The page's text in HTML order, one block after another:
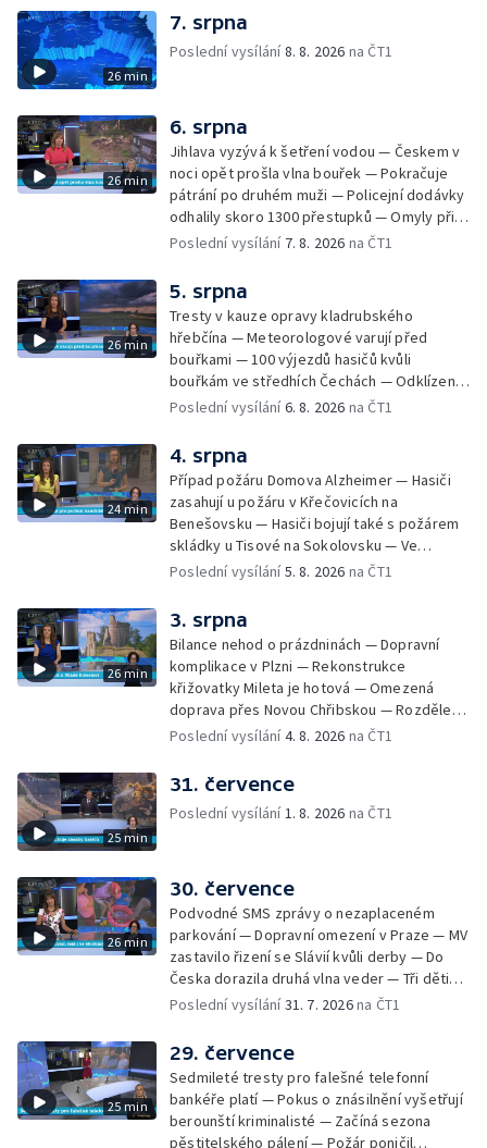
26 min
7. srpna
Poslední vysílání8. 8. 2026 na ČT1
26 min
6. srpna
Jihlava vyzývá k šetření vodou — Českem v
noci opět prošla vlna bouřek — Pokračuje
pátrání po druhém muži — Policejní dodávky
odhalily skoro 1300 přestupků — Omyly při
nouzovém volání o pomoc — Hradec Králové
rekord v hromadném seskoku parašutistů —
Chovné rybníky na Českolipsku pustoší
vydry — Instalace nové sochy v Mariánských
Lázních — Sedmiletý trest za dotační
podvod s projektem Technologického parku
v Písku — Dětský tábor na Brutal Assault —
Turistická trasa Svatojánské proudy zůstává
— Cestování za pozorováním noční oblohy
Poslední vysílání 7. 8. 2026 na ČT1
26 min
5. srpna
Tresty v kauze opravy kladrubského
hřebčína — Meteorologové varují před
bouřkami — 100 výjezdů hasičů kvůli
bouřkám ve středhích Čechách — Odklízení
škod po bouřkách — Hasiči likvidovali
Václavském náměstí — Necelý kilometr řeky
Otavy u šumavského Annína je téměř bez
vody — Pátrání po dvou mužích na jezeře
Most — Tábor pro děti odsouzených — Tábor
pomáhá dětem orientovat se na trhu práce
— Začal festival Brutal Assault — Cyklysta
spadl v Karlvoych Varech do řeky —
pastí na hmyz se chytají ptáci
Poslední vysílání6. 8. 2026 na ČT1
24 min
4. srpna
Případ požáru Domova Alzheimer — Hasiči
zasahují u požáru v Křečovicích na
Benešovsku — Hasiči bojují také s požárem
skládky u Tisové na Sokolovsku — Ve
Strážnici na Hodonínsku padl další teplotní
zřítil strop — Požár lesa u šumavských
Nezdic — Modernizace úseku dálnice D8 —
Ocenění pro řidiče za záchranu ženy —
Skončily lhůty pro podání volebních listin —
Tři případy utonutí na jihu Čech — Na řece
Orlici nelze plout kvůli demolici mostu —
Čištění Karlova mostu — Porušování pravidel
borůvek na Šumavě — Revitalizovaný rybník
bez vody — Ruční výroba mozaiky pro
liberecký bazén
Poslední vysílání5. 8. 2026 na ČT1
26 min
3. srpna
Bilance nehod o prázdninách — Dopravní
komplikace v Plzni — Rekonstrukce
křižovatky Mileta je hotová — Omezená
doprava přes Novou Chřibskou — Rozdělení
peněz ušetřených za rekultivace — Světový
Příbramsku hořel les — Na Novoborsku
dopadli žháře — Česko se potýký s
nedostatkem vody — Ochrana organismu
Nelegání hřbitov domácích mazlíčků — Státní
zastupitelství zrušilo trestní stíhání ženy z
Teplicka, kterou policie dříve obvinila z
týrání koček — Péče o seniory jako brigáda
— Po pádu stromů prověří alej odborníci —
Tradiční neckyáda v Želivi na Pelhřimovsku —
Festival Hrady CZ poprvé na Hluboké
Poslední vysílání4. 8. 2026 na ČT1
25 min
31. července
Poslední vysílání1. 8. 2026 na ČT1
26 min
30. července
Podvodné SMS zprávy o nezaplaceném
parkování — Dopravní omezení v Praze — MV
zastavilo řizení se Slávií kvůli derby — Do
Česka dorazila druhá vlna veder — Tři děti
zůstali v rozpáleném autě — Problém s
mraženými potravinami v horku — Slavnostní
vyřazení absolventů Univerzity obrany —
Zájem o obytné vozy roste — Praha má
novou servisní loď — Vidická samoobslužná
prodejna si na provoz vydělá — U jezera
Poslední vysílání31. 7. 2026na ČT1
25 min
29. července
Sedmileté tresty pro falešné telefonní
bankéře platí — Pokus o znásilnění vyšetřují
berounští kriminalisté — Začíná sezona
pěstitelského pálení — Požár poničil